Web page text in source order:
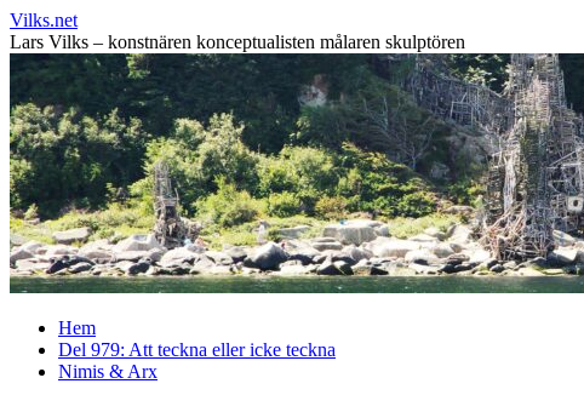
Vilks.net
Lars Vilks – konstnären konceptualisten målaren skulptören
Hoppa
innehåll
Hem
Del 979: Att teckna eller icke teckna
Nimis & Arx